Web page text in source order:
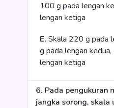
100 g pada lengan
lengan ketiga
E. Skala 220 g pada
g pada lengan
lengan ketiga
6. Pada pengukuran
jangka sorong, skala